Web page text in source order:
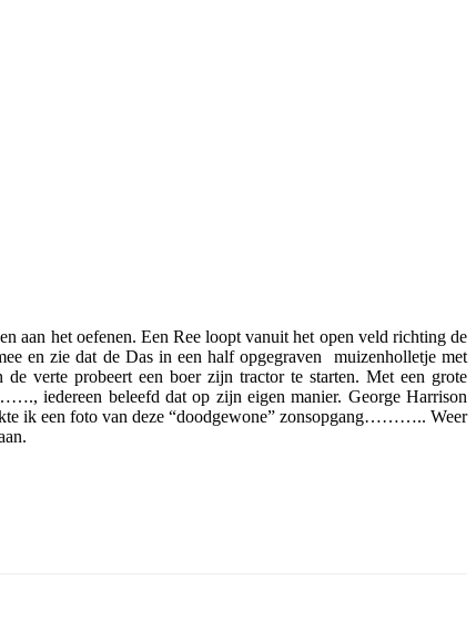
aan het oefenen. Een Ree loopt vanuit het open veld richting de
en zie dat de Das in een half opgegraven muizenholletje met
verte probeert een boer zijn tractor te starten. Met een grote
iedereen beleefd dat op zijn eigen manier. George Harrison
ik een foto van deze “doodgewone” zonsopgang……….. Weer